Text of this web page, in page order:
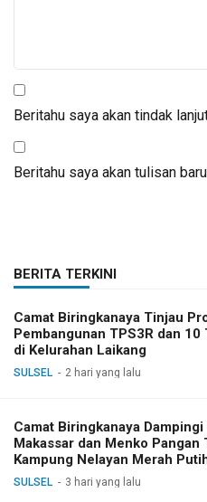
Beritahu saya akan tindak
Beritahu saya akan tulisan
BERITA TERKINI
Camat Biringkanaya Tinjau
Pembangunan TPS3R dan 10
di Kelurahan Laikang
SULSEL 2 hari yang lalu
Camat Biringkanaya Dampingi
Makassar dan Menko Pangan
Kampung Nelayan Merah
SULSEL 3 hari yang lalu